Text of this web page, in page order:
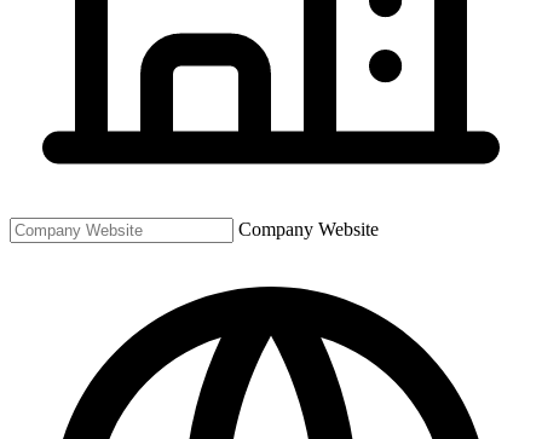
Company Website